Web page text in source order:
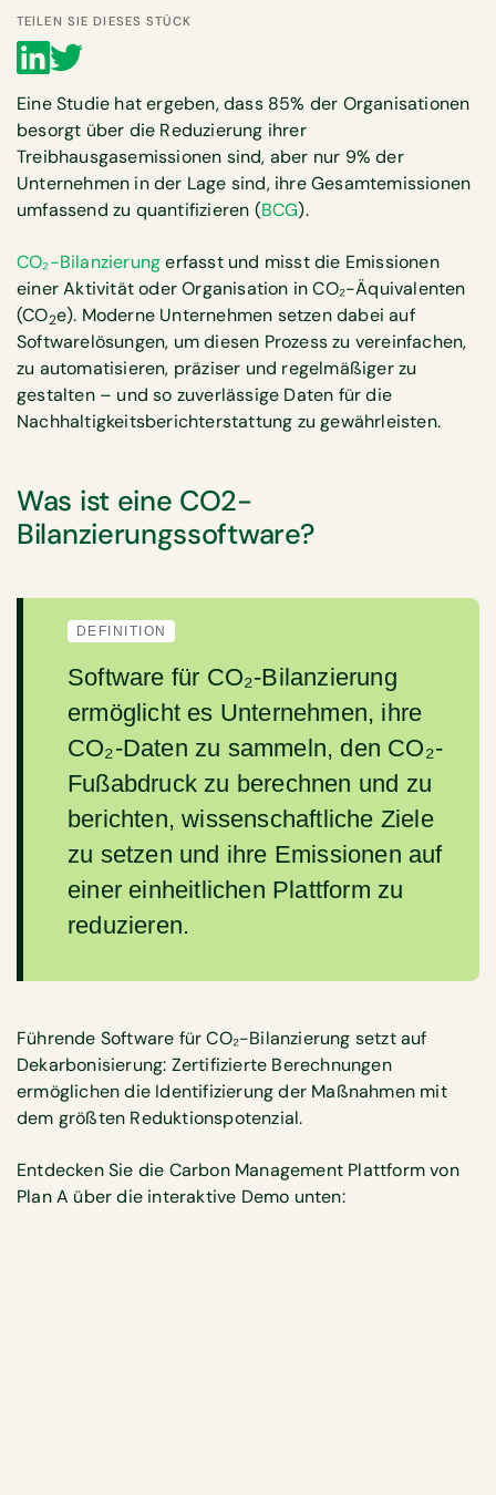
TEILEN SIE DIESES STÜCK
Eine Studie hat ergeben, dass 85% der Organisationen
besorgt über die Reduzierung ihrer
Treibhausgasemissionen sind, aber nur 9% der
Unternehmen in der Lage sind, ihre Gesamtemissionen
umfassend zu quantifizieren (BCG).
CO₂-Bilanzierungerfasst und misst die Emissionen
einer Aktivität oder Organisation in CO₂-Äquivalenten
(CO2e). Moderne Unternehmen setzen dabei auf
Softwarelösungen, um diesen Prozess zu vereinfachen,
zu automatisieren, präziser und regelmäßiger zu
gestalten – und so zuverlässige Daten für die
Nachhaltigkeitsberichterstattung zu gewährleisten.
Was ist eine CO2-
Bilanzierungssoftware?
DEFINITION
Software für CO₂-Bilanzierung
ermöglicht es Unternehmen, ihre
CO₂-Daten zu sammeln, den CO₂-
Fußabdruck zu berechnen und zu
berichten, wissenschaftliche Ziele
zu setzen und ihre Emissionen auf
einer einheitlichen Plattform zu
reduzieren.
Führende Software für CO₂-Bilanzierung setzt auf
Dekarbonisierung: Zertifizierte Berechnungen
ermöglichen die Identifizierung der Maßnahmen mit
dem größten Reduktionspotenzial.
Entdecken Sie die Carbon Management Plattform von
Plan A über die interaktive Demo unten: